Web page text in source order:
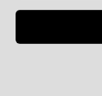
Accessibilità
Credits